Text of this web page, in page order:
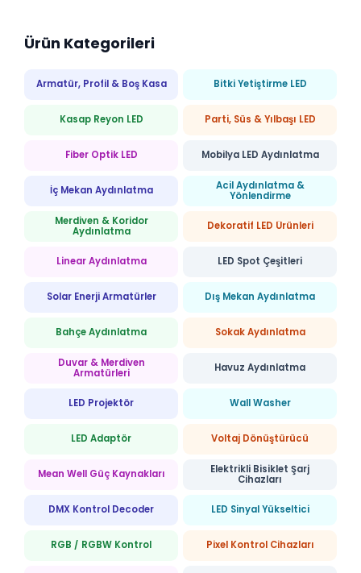
Ürün Kategorileri
Armatür, Profil & Boş Kasa Bitki Yetiştirme LED
Kasap Reyon LED Parti, Süs & Yılbaşı LED
Fiber Optik LED Mobilya LED Aydınlatma
İç Mekan Aydınlatma
Acil Aydınlatma &
Yönlendirme
Merdiven & Koridor
Aydınlatma
Dekoratif LED Ürünleri
Linear Aydınlatma LED Spot Çeşitleri
Solar Enerji Armatürler Dış Mekan Aydınlatma
Bahçe Aydınlatma Sokak Aydınlatma
Duvar & Merdiven
Armatürleri
Havuz Aydınlatma
LED Projektör Wall Washer
LED Adaptör Voltaj Dönüştürücü
Mean Well Güç Kaynakları
Elektrikli Bisiklet Şarj
Cihazları
DMX Kontrol Decoder LED Sinyal Yükseltici
RGB / RGBW Kontrol Pixel Kontrol Cihazları